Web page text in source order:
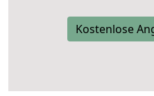
Kostenlose